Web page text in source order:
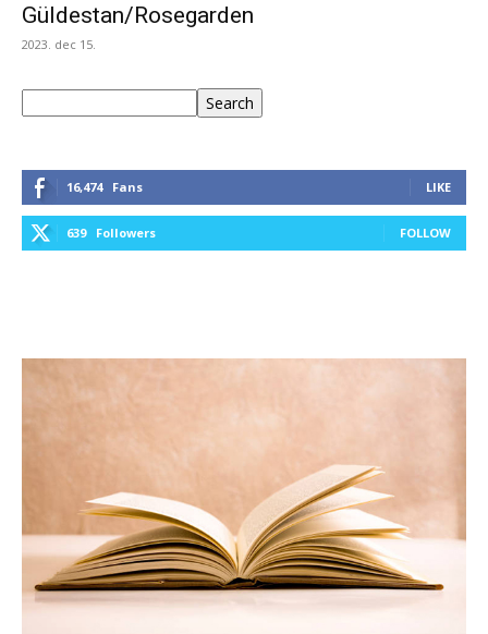
Güldestan/Rosegarden
2023. dec 15.
Search
16,474 Fans LIKE
639 Followers FOLLOW